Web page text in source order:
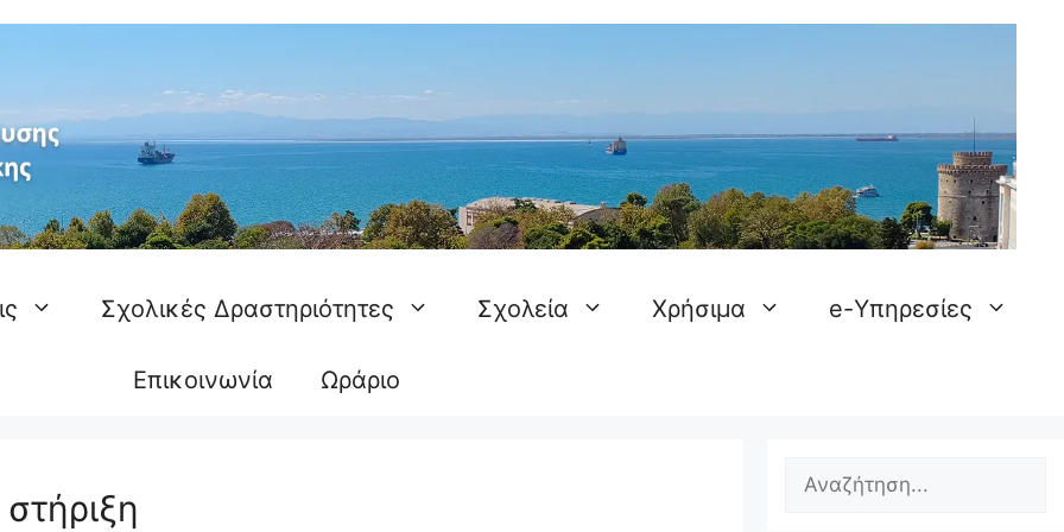
Σχολικές Δραστηριότητες Σχολεία Χρήσιμα e-Υπηρεσίες
Επικοινωνία Ωράριο